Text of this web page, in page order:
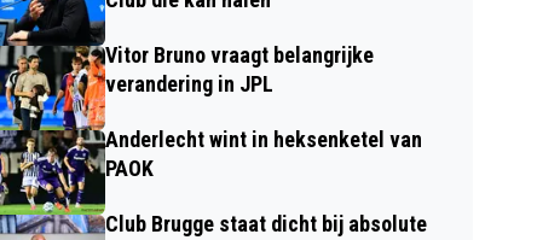
Vitor Bruno vraagt belangrijke
verandering in JPL
Anderlecht wint in heksenketel van
PAOK
Club Brugge staat dicht bij absolute